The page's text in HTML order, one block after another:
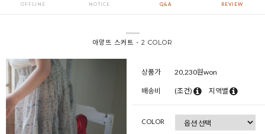
OFFLINE NOTICE Q&A REVIEW
아망뜨 스커트 - 2 COLOR
상품가 20,230원won
배송비 (조건) 지역별
COLOR